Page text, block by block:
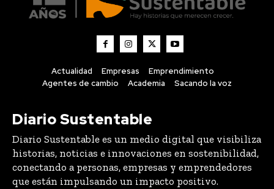
Actualidad Empresas
Emprendimiento
Agentes de cambio
Academia Sacando la voz
Diario Sustentable
Diario Sustentable es un medio digital que visibiliza
historias, noticias e innovaciones en sostenibilidad,
conectando a personas, empresas y emprendedores
que están impulsando un impacto positivo.